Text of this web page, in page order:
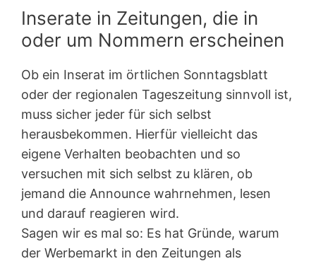
Inserate in Zeitungen, die in
oder um Nommern erscheinen
Ob ein Inserat im örtlichen Sonntagsblatt
oder der regionalen Tageszeitung sinnvoll ist,
muss sicher jeder für sich selbst
herausbekommen. Hierfür vielleicht das
eigene Verhalten beobachten und so
versuchen mit sich selbst zu klären, ob
jemand die Announce wahrnehmen, lesen
und darauf reagieren wird.
Sagen wir es mal so: Es hat Gründe, warum
der Werbemarkt in den Zeitungen als